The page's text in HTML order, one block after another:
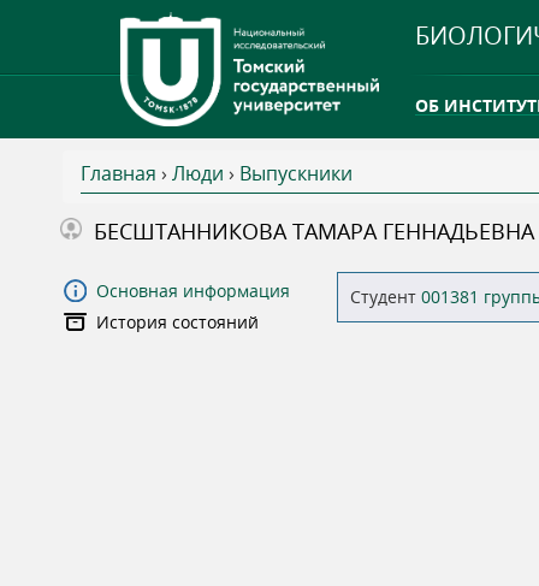
ОБ
ТГУ ОТКРЫЛ
В
ы
з
Главная › Люди › Выпускники
БЕСШТАННИКОВА ТАМАРА ГЕННАДЬЕВНА
Основная информация
История состояний
Студент 001381